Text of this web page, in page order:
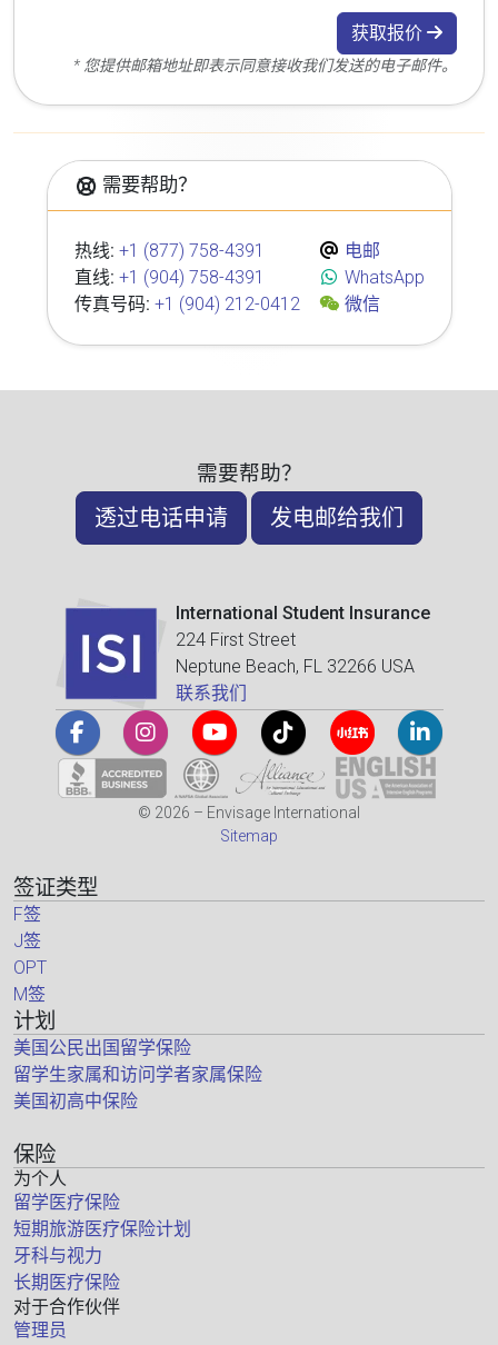
获取报价
* 您提供邮箱地址即表示同意接收我们发送的电子邮件。
需要帮助？
热线: +1 (877) 758-4391
直线: +1 (904) 758-4391
传真号码: +1 (904) 212-0412
电邮
WhatsApp
微信
需要帮助？
透过电话申请 发电邮给我们
International Student Insurance
224 First Street
Neptune Beach, FL 32266 USA
联系我们
© 2026 – Envisage International
Sitemap
签证类型
F签
J签
OPT
M签
计划
美国公民出国留学保险
留学生家属和访问学者家属保险
美国初高中保险
保险
为个人
留学医疗保险
短期旅游医疗保险计划
牙科与视力
长期医疗保险
对于合作伙伴
管理员